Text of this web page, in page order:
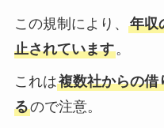
この規制により、 年収
止されています。
これは複数社からの借
るので注意。